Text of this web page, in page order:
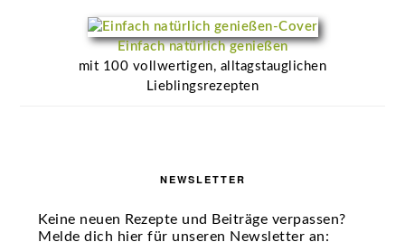
Einfach natürlich genießen
mit 100 vollwertigen, alltagstauglichen
Lieblingsrezepten
NEWSLETTER
Keine neuen Rezepte und Beiträge verpassen?
Melde dich hier für unseren Newsletter an: